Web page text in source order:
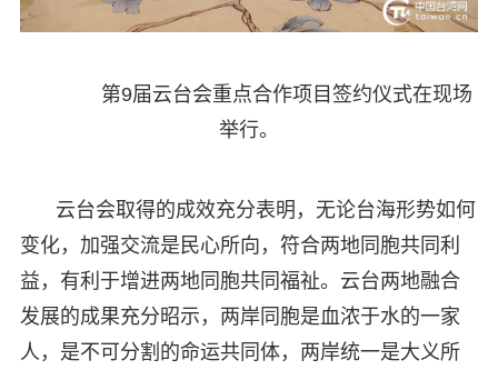
第9届云台会重点合作项目签约仪式在现场
举行。
云台会取得的成效充分表明，无论台海形势如何
变化，加强交流是民心所向，符合两地同胞共同利
益，有利于增进两地同胞共同福祉。云台两地融合
发展的成果充分昭示，两岸同胞是血浓于水的一家
人，是不可分割的命运共同体，两岸统一是大义所